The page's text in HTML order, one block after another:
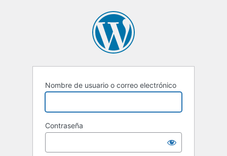
Nombre de usuario o correo electrónico
Contraseña